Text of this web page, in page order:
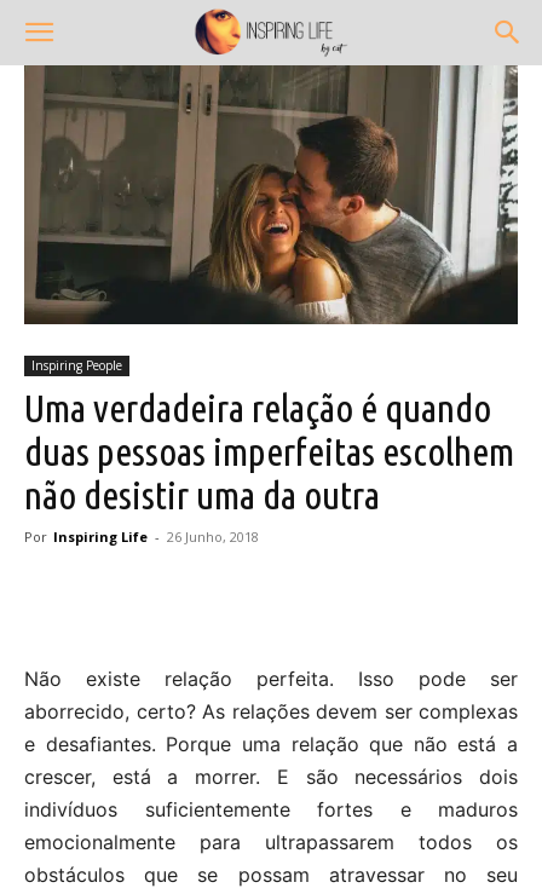
Inspiring People
Uma verdadeira relação é quando
duas pessoas imperfeitas escolhem
não desistir uma da outra
Por Inspiring Life - 26 Junho, 2018
Não existe relação perfeita. Isso pode ser
aborrecido, certo? As relações devem ser complexas
e desafiantes. Porque uma relação que não está a
crescer, está a morrer. E são necessários dois
indivíduos suficientemente fortes e maduros
emocionalmente para ultrapassarem todos os
obstáculos que se possam atravessar no seu